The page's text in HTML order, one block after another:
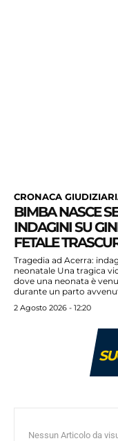
CRONACA
BIMBA NASCE
INDAGINI SU
FETALE
Tragedia ad Acerra:
neonatale Una tragica
dove una neonata è
durante un parto
2 Agosto 2026 - 12:20
Nessun Articolo da